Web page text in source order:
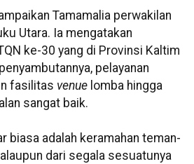
Tamamalia perwakilan
Utara. Ia mengatakan
ke-30 yang di Provinsi Kaltim
pelayanan
fasilitas venue lomba hingga
sangat baik.
biasa adalah keramahan teman-
dari segala sesuatunya